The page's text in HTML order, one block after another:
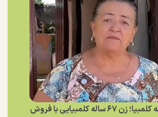
ملکه شایعه کلمبیا؛ زن ۶۷ ساله کلمبیایی با فروش